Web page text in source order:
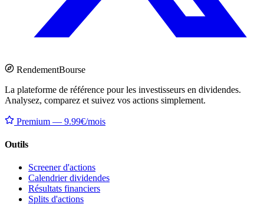
RendementBourse
La plateforme de référence pour les investisseurs en dividendes.
Analysez, comparez et suivez vos actions simplement.
Premium — 9.99€/mois
Outils
Screener d'actions
Calendrier dividendes
Résultats financiers
Splits d'actions